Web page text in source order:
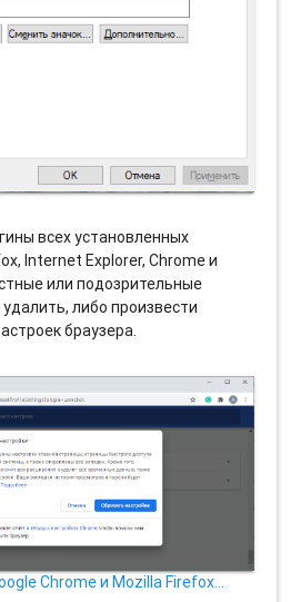
всех установленных
Internet Explorer, Chrome и
или подозрительные
либо произвести
браузера.
Chrome и Mozilla Firefox…